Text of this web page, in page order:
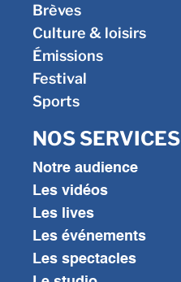
Brèves
Culture & loisirs
Émissions
Festival
Sports
NOS SERVICES
Notre audience
Les vidéos
Les lives
Les événements
Les spectacles